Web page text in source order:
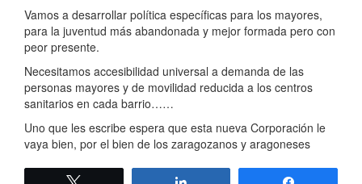
Vamos a desarrollar política específicas para los mayores,
para la juventud más abandonada y mejor formada pero con
peor presente.
Necesitamos accesibilidad universal a demanda de las
personas mayores y de movilidad reducida a los centros
sanitarios en cada barrio……
Uno que les escribe espera que esta nueva Corporación le
vaya bien, por el bien de los zaragozanos y aragoneses